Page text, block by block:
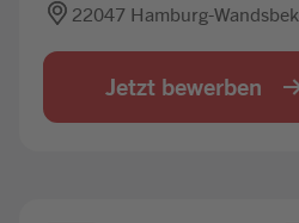
22047 Hamburg-Wandsbek
Jetzt bewerben